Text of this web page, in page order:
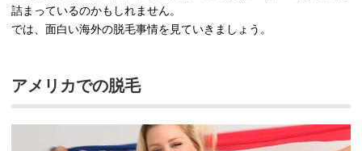
詰まっているのかもしれません。
では、面白い海外の脱毛事情を見ていきましょう。
アメリカでの脱毛